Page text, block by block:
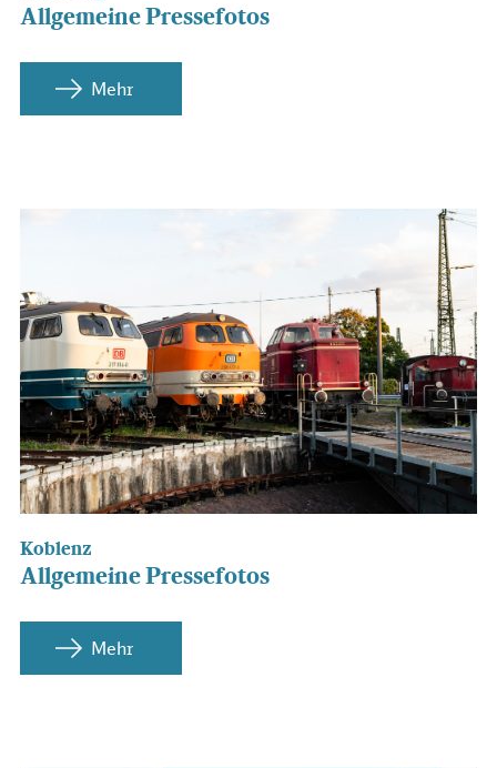
Allgemeine Pressefotos
Mehr
Koblenz
Allgemeine Pressefotos
Mehr